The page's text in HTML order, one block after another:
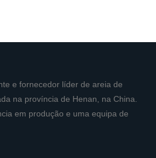
e fornecedor líder de areia de
na província de Henan, na China.
em produção e uma equipa de